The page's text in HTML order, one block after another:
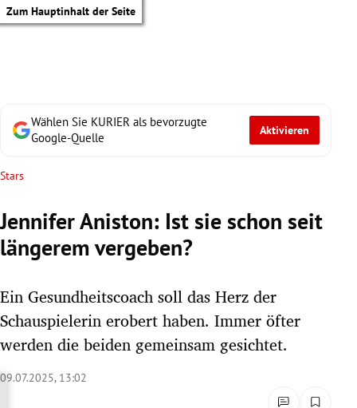
Zum Hauptinhalt der Seite
Untermenü
Untermenü
Wählen Sie KURIER als bevorzugte
Google-Quelle
Aktivieren
Stars
Jennifer Aniston: Ist sie schon seit
längerem vergeben?
Ein Gesundheitscoach soll das Herz der
Schauspielerin erobert haben. Immer öfter
werden die beiden gemeinsam gesichtet.
09.07.2025, 13:02